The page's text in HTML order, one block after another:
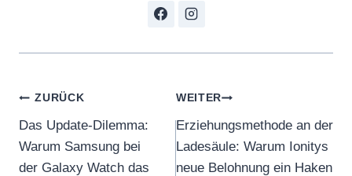
Beitragsnavigation
ZURÜCK
Das Update-Dilemma:
Warum Samsung bei
der Galaxy Watch das
WEITER
Erziehungsmethode an der
Ladesäule: Warum Ionitys
neue Belohnung ein Haken